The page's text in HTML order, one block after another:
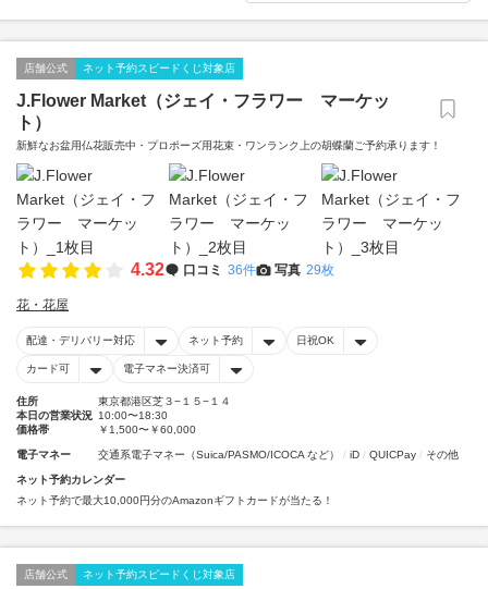
店舗公式 ネット予約スピードくじ対象店
J.Flower Market（ジェイ・フラワー マーケッ
ト）
新鮮なお盆用仏花販売中・プロポーズ用花束・ワンランク上の胡蝶蘭ご予約承ります！
4.32 口コミ 36件 写真 29枚
花・花屋
配達・デリバリー対応 ネット予約 日祝OK
カード可 電子マネー決済可
住所
東京都港区芝３−１５−１４
本日の営業状況 10:00〜18:30
価格帯
￥1,500〜￥60,000
電子マネー 交通系電子マネー（Suica/PASMO/ICOCA など） iD QUICPay その他
ネット予約カレンダー
ネット予約で最大10,000円分のAmazonギフトカードが当たる！
店舗公式 ネット予約スピードくじ対象店